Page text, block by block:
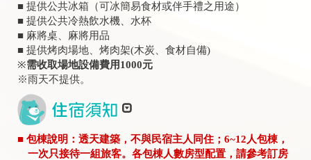
■ 提供公共冰箱（可冰簡易食材或伴手禮之用途）
■ 提供公共冷熱飲水機、水杯
■ 麻將桌、麻將用品
■ 提供烤肉場地、烤肉架(木炭、食材自備)
※需收取場地設備費用1000元
※雨天不提供。
■ 包棟說明：透天建築，不與民宿主人同住；6~12人包棟，
一次只接待一組旅客。各包棟人數房型配置，請參考訂房